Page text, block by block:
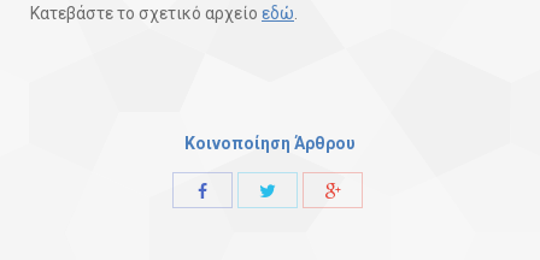
Κατεβάστε το σχετικό αρχείο εδώ
Κοινοποίηση Άρθρου
Share